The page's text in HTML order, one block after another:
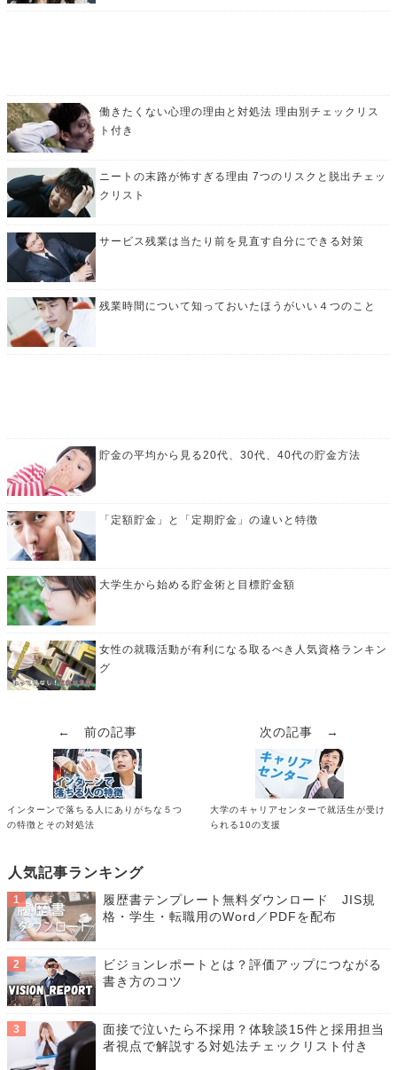
働きたくない心理の理由と対処法 理由別チェックリス
ト付き
ニートの末路が怖すぎる理由 7つのリスクと脱出チェッ
クリスト
サービス残業は当たり前を見直す自分にできる対策
残業時間について知っておいたほうがいい４つのこと
貯金の平均から見る20代、30代、40代の貯金方法
「定額貯金」と「定期貯金」の違いと特徴
大学生から始める貯金術と目標貯金額
女性の就職活動が有利になる取るべき人気資格ランキン
グ
← 前の記事
インターンで落ちる人にありがちな５つ
の特徴とその対処法
次の記事 →
大学のキャリアセンターで就活生が受け
られる10の支援
人気記事ランキング
履歴書テンプレート無料ダウンロード JIS規
格・学生・転職用のWord／PDFを配布
ビジョンレポートとは？評価アップにつながる
書き方のコツ
面接で泣いたら不採用？体験談15件と採用担当
者視点で解説する対処法チェックリスト付き